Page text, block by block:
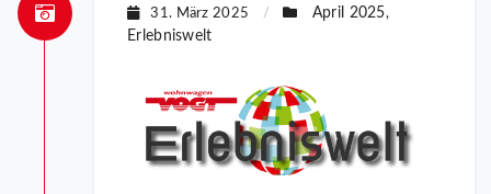
31. März 2025 / April 2025,
Erlebniswelt